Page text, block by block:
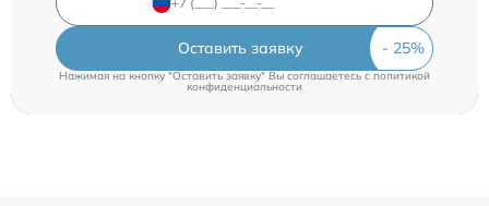
Оставить заявку
Нажимая на кнопку "Оставить заявку" Вы соглашаетесь cполитикой
конфиденциальности